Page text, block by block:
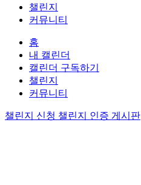
챌린지
커뮤니티
홈
내 캘린더
캘린더 구독하기
챌린지
커뮤니티
챌린지 신청 챌린지 인증 게시판